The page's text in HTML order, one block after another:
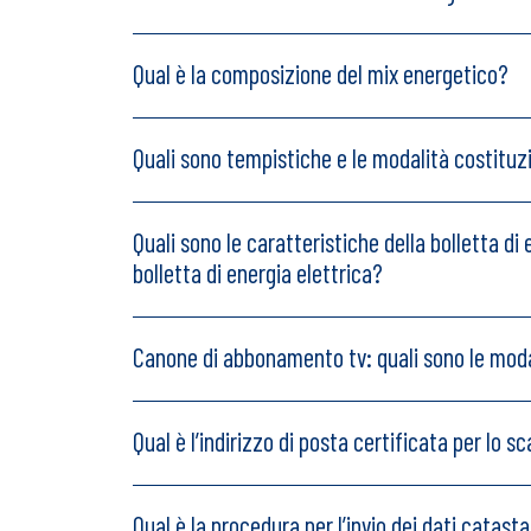
Qual è la composizione del mix energetico?
Quali sono tempistiche e le modalità
Quali sono le caratteristiche della bolletta di
bolletta di energia elettrica?
Canone di abbonamento tv: quali sono le
Qual è l’indirizzo di posta certificata per lo